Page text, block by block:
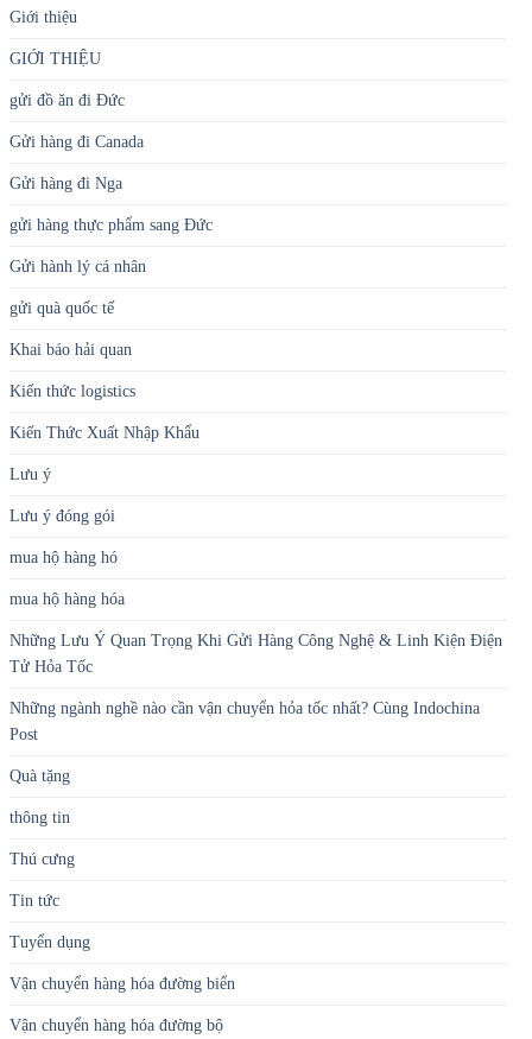
Giới thiệu
GIỚI THIỆU
gửi đồ ăn đi Đức
Gửi hàng đi Canada
Gửi hàng đi Nga
gửi hàng thực phẩm sang Đức
Gửi hành lý cá nhân
gửi quà quốc tế
Khai báo hải quan
Kiến thức logistics
Kiến Thức Xuất Nhập Khẩu
Lưu ý
Lưu ý đóng gói
mua hộ hàng hó
mua hộ hàng hóa
Những Lưu Ý Quan Trọng Khi Gửi Hàng Công Nghệ & Linh Kiện Điện
Tử Hỏa Tốc
Những ngành nghề nào cần vận chuyển hỏa tốc nhất? Cùng Indochina
Post
Quà tặng
thông tin
Thú cưng
Tin tức
Tuyển dụng
Vận chuyển hàng hóa đường biển
Vận chuyển hàng hóa đường bộ